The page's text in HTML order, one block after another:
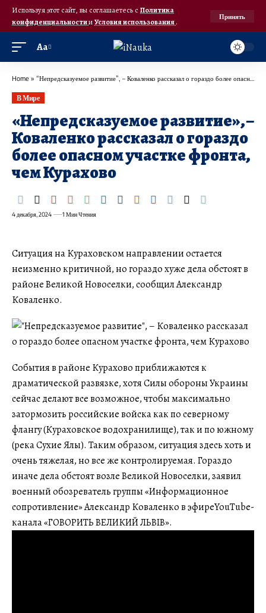
Используя этот сайт, вы соглашаетесь с Политика
конфиденциальностииУсловия использования.
Принять
Аа
Home » “Непредсказуемое развитие”, – Коваленко рассказал о гораздо более опасном участке фронта, чем Курахово
В Мире
«Непредсказуемое развитие», –
Коваленко рассказал о гораздо
более опасном участке фронта,
чем Курахово
4 декабря, 2024 1 Мин Чтения
Ситуация на Кураховском направлении остается
неизменно критичной, но гораздо хуже дела обстоят в
районе Великой Новоселки, сообщил Александр
Коваленко.
События в районе Курахово приближаются к
драматической развязке, хотя Силы обороны Украины
сейчас делают все возможное, чтобы максимально
затормозить российские войска как по северному
флангу (Кураховское водохранилище), так и по южному
(река Сухие Ялы). Таким образом, ситуация здесь хоть и
очень тяжелая, но все же контролируемая. Гораздо
иначе дела обстоят возле Великой Новоселки, заявил
военный обозреватель группы «Информационное
сопротивление» Александр Коваленко в эфиреYouTube-
канала «ГОВОРИТЬ ВЕЛИКИЙ ЛЬВІВ».